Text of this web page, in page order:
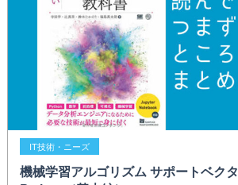
IT技術・ニーズ
機械学習アルゴリズム サポートベク